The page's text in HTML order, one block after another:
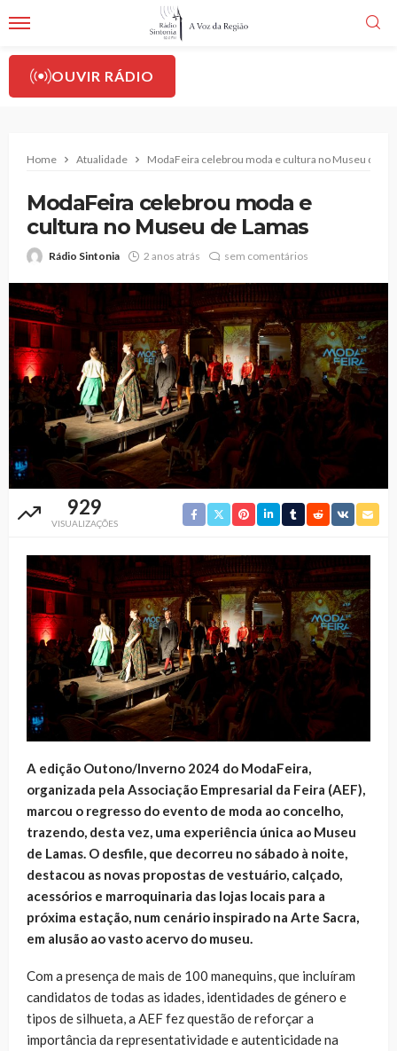
OUVIR RÁDIO
Home Atualidade ModaFeira celebrou moda e cultura no Museu de
ModaFeira celebrou moda e
cultura no Museu de Lamas
Rádio Sintonia 2 anos atrás sem comentários
929
VISUALIZAÇÕES
A edição Outono/Inverno 2024 do ModaFeira,
organizada pela Associação Empresarial da Feira (AEF),
marcou o regresso do evento de moda ao concelho,
trazendo, desta vez, uma experiência única ao Museu
de Lamas. O desfile, que decorreu no sábado à noite,
destacou as novas propostas de vestuário, calçado,
acessórios e marroquinaria das lojas locais para a
próxima estação, num cenário inspirado na Arte Sacra,
em alusão ao vasto acervo do museu.
Com a presença de mais de 100 manequins, que incluíram
candidatos de todas as idades, identidades de género e
tipos de silhueta, a AEF fez questão de reforçar a
importância da representatividade e autenticidade na